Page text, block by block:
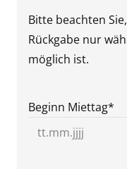
Bitte beachten
Rückgabe nur
möglich ist.
Beginn Miettag*
TT